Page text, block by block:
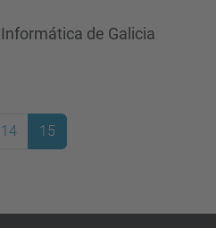
de Galicia
14 15